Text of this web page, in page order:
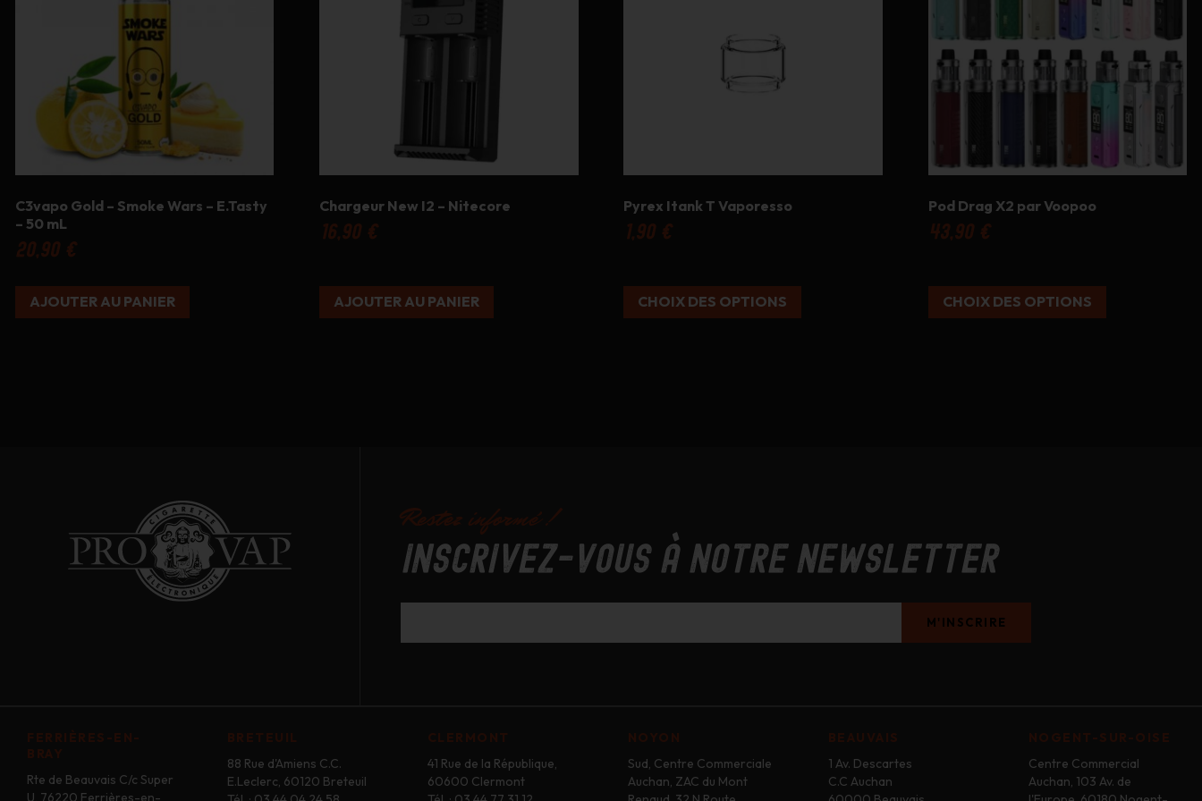
C3vapo Gold – Smoke Wars – E.Tasty
– 50 mL
20,90 €
AJOUTER AU PANIER
Chargeur New I2 – Nitecore
16,90 €
AJOUTER AU PANIER
Pyrex Itank T Vaporesso
1,90 €
CHOIX DES OPTIONS
produit
Pod Drag X2 par Voopoo
43,90 €
CHOIX DES OPTIONS
peuvent
être
choisies
produit
Restez informé !
Inscrivez-vous à notre newsletter
FERRIÈRES-EN-
BRAY
Rte de Beauvais C/c Super
U, 76220 Ferrières-en-
BRETEUIL
88 Rue d'Amiens C.C.
E.Leclerc, 60120 Breteuil
CLERMONT
41 Rue de la République,
60600 Clermont
NOYON
Sud, Centre Commerciale
Auchan, ZAC du Mont
BEAUVAIS
1 Av. Descartes
C.C Auchan
NOGENT-SUR-OISE
Centre Commercial
Auchan, 103 Av. de